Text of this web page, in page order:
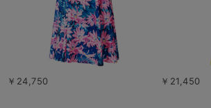
￥24,750 ￥21,450